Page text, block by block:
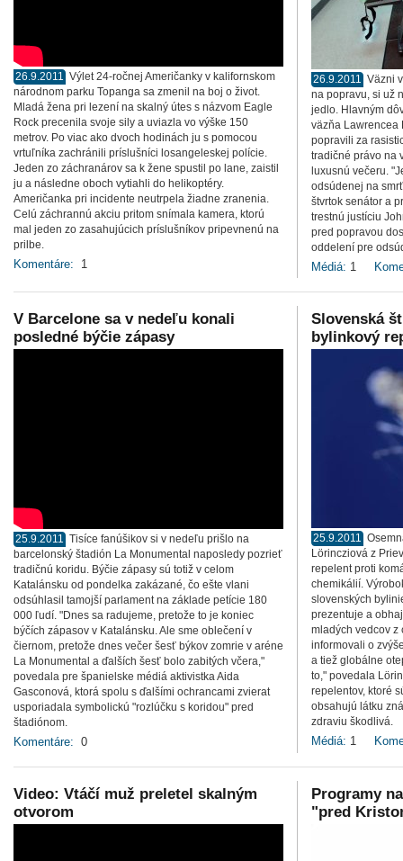
26.9.2011 Výlet 24-ročnej Američanky v kalifornskom
národnom parku Topanga sa zmenil na boj o život.
Mladá žena pri lezení na skalný útes s názvom Eagle
Rock precenila svoje sily a uviazla vo výške 150
metrov. Po viac ako dvoch hodinách ju s pomocou
vrtuľníka zachránili príslušníci losangeleskej polície.
Jeden zo záchranárov sa k žene spustil po lane, zaistil
ju a následne oboch vytiahli do helikoptéry.
Američanka pri incidente neutrpela žiadne zranenia.
Celú záchrannú akciu pritom snímala kamera, ktorú
mal jeden zo zasahujúcich príslušníkov pripevnenú na
prilbe.
Komentáre: 1
26.9.2011 Väzni
na popravu, si už
jedlo. Hlavným
väzňa Lawrencea
popravili za
tradičné právo na
luxusnú večeru.
odsúdenej na
štvrtok senátor a
trestnú justíciu
pred popravou
oddelení pre
Médiá: 1
V Barcelone sa v nedeľu konali
posledné býčie zápasy
25.9.2011 Tisíce fanúšikov si v nedeľu prišlo na
barcelonský štadión La Monumental naposledy pozrieť
tradičnú koridu. Býčie zápasy sú totiž v celom
Katalánsku od pondelka zakázané, čo ešte vlani
odsúhlasil tamojší parlament na základe petície 180
000 ľudí. "Dnes sa radujeme, pretože to je koniec
býčích zápasov v Katalánsku. Ale sme oblečení v
čiernom, pretože dnes večer šesť býkov zomrie v aréne
La Monumental a ďalších šesť bolo zabitých včera,"
povedala pre španielske médiá aktivistka Aida
Gasconová, ktorá spolu s ďalšími ochrancami zvierat
usporiadala symbolickú "rozlúčku s koridou" pred
štadiónom.
Komentáre: 0
Slovenská
bylinkový
25.9.2011
Lörincziová z
repelent proti
chemikálií.
slovenských
prezentuje a
mladých vedcov z
informovali o
a tiež globálne
to," povedala
repelentov, ktoré
obsahujú látku
zdraviu škodlivá.
Médiá: 1
Video: Vtáčí muž preletel skalným
otvorom
Programy
"pred